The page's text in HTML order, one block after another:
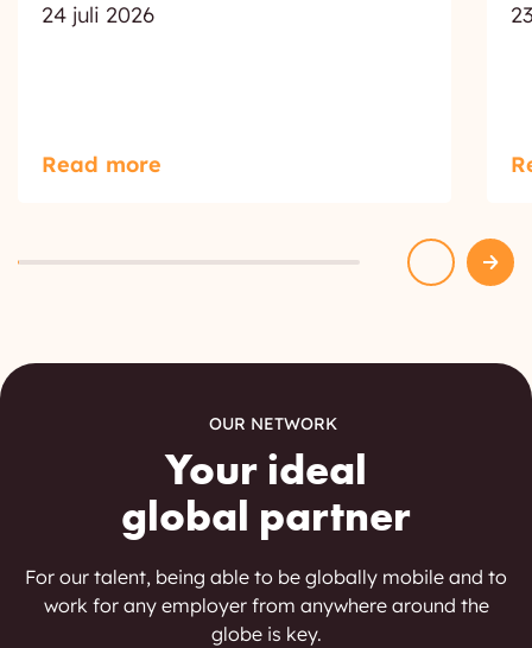
24 juli 2026
Read more
OUR NETWORK
Your ideal
global partner
For our talent, being able to be globally mobile and to
work for any employer from anywhere around the
globe is key.